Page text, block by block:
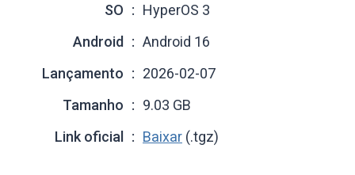
SO
HyperOS 3
Android
Android 16
Lançamento
2026-02-07
Tamanho
9.03 GB
Link oficial
Baixar (.tgz)